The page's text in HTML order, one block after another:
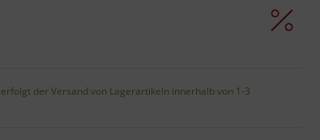
der Versand von Lagerartikeln innerhalb von 1-3